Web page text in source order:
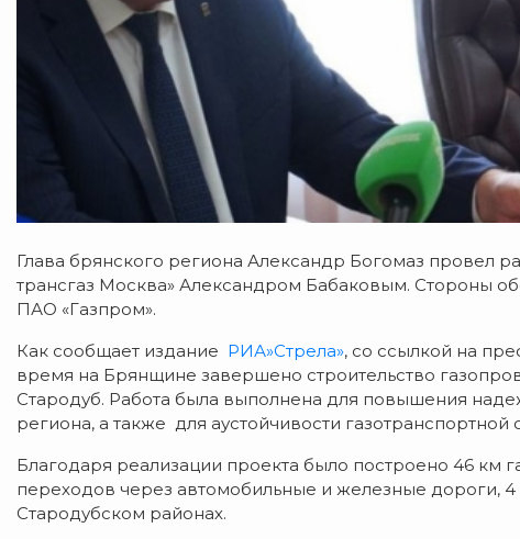
Глава брянского региона Александр Богомаз провел
трансгаз Москва» Александром Бабаковым. Стороны
ПАО «Газпром».
Как сообщает издание РИА»Стрела», со ссылкой на
время на Брянщине завершено строительство
Стародуб. Работа была выполнена для повышения
региона, а также для аустойчивости
Благодаря реализации проекта было построено 46 км
переходов через автомобильные и железные дороги,
Стародубском районах.